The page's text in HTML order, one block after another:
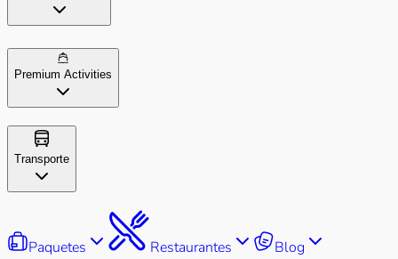
Premium Activities
Transporte
Paquetes Restaurantes
Blog